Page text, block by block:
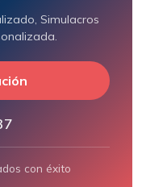
Simulacros
con éxito